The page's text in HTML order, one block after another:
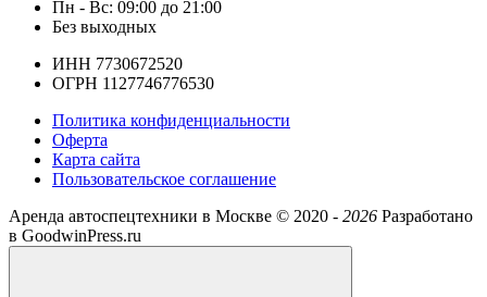
Пн - Вс: 09:00 до 21:00
Без выходных
ИНН 7730672520
ОГРН 1127746776530
Политика конфиденциальности
Оферта
Карта сайта
Пользовательское соглашение
Аренда автоспецтехники в Москве © 2020 - 2026 Разработано
в GoodwinPress.ru